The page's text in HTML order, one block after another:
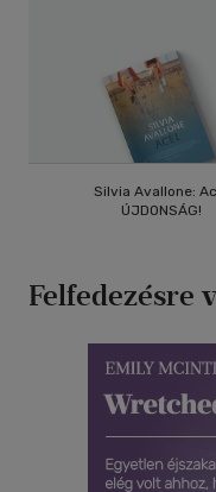
Silvia Avallone:
ÚJDONSÁG!
Felfedezésre